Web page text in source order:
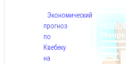
Экономический
прогноз
по
Квебеку
на